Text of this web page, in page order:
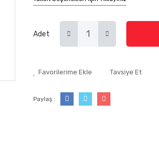
Adet
Tavsiye Et
Paylaş :